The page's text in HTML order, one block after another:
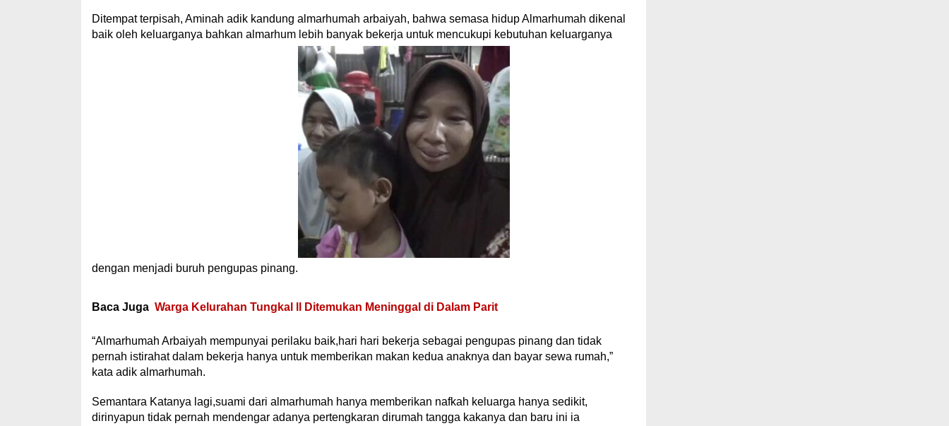
Ditempat terpisah, Aminah adik kandung almarhumah arbaiyah, bahwa semasa hidup Almarhumah dikenal
baik oleh keluarganya bahkan almarhum lebih banyak bekerja untuk mencukupi kebutuhan keluarganya
dengan menjadi buruh pengupas pinang.
Baca Juga Warga Kelurahan Tungkal ll Ditemukan Meninggal di Dalam Parit
“Almarhumah Arbaiyah mempunyai perilaku baik,hari hari bekerja sebagai pengupas pinang dan tidak
pernah istirahat dalam bekerja hanya untuk memberikan makan kedua anaknya dan bayar sewa rumah,”
kata adik almarhumah.
Semantara Katanya lagi,suami dari almarhumah hanya memberikan nafkah keluarga hanya sedikit,
dirinyapun tidak pernah mendengar adanya pertengkaran dirumah tangga kakanya dan baru ini ia